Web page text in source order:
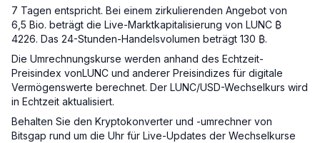
7 Tagen entspricht. Bei einem zirkulierenden Angebot von
6,5 Bio. beträgt die Live-Marktkapitalisierung von LUNC ₿
4226. Das 24-Stunden-Handelsvolumen beträgt 130 ₿.
Die Umrechnungskurse werden anhand des Echtzeit-
Preisindex vonLUNC und anderer Preisindizes für digitale
Vermögenswerte berechnet. Der LUNC/USD-Wechselkurs wird
in Echtzeit aktualisiert.
Behalten Sie den Kryptokonverter und -umrechner von
Bitsgap rund um die Uhr für Live-Updates der Wechselkurse